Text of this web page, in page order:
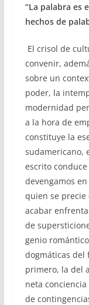
“La palabra es
hechos de
El crisol de
convenir,
sobre un
poder, la
modernidad
a la hora de
constituye la
sudamericano,
escrito
devengamos
quien se
acabar
de
genio
dogmáticas del
primero, la del
neta
de